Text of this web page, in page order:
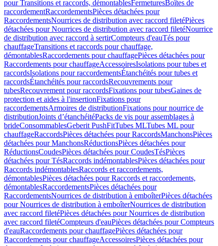
pour Transitions et raccords, démontablesFermeturesBoîtes de
raccordementRaccordementsPièces détachées pour
RaccordementsNourrices de distribution avec raccord filetéPièces
détachées pour Nourrices de distribution avec raccord filetéNourrice
de distribution avec raccord à sertirCompteurs d'eauTés pour
chauffageTransitions et raccords pour chauffage,
démontablesRaccordements pour chauffagePièces détachées pour
Raccordements pour chauffageAccessoiresIsolations pour tubes et
raccordsIsolations pour raccordementsÉtanchéités pour tubes et
raccordsÉtanchéités pour raccordsRecouvrements pour
tubesRecouvrement pour raccordsFixations pour tubesGaines de
protection et aides à l'insertionFixations pour
raccordementsArmoires de distributionFixations pour nourrice de
distributionJoints d’étanchéitéPacks de vis pour assemblages à
brideConsommablesGeberit PushFitTubes MLTubes ML pour
chauffageRaccordsPièces détachées pour RaccordsManchonsPièces
détachées pour ManchonsRéductionsPièces détachées pour
RéductionsCoudesPièces détachées pour CoudesTésPièces
détachées pour TésRaccords indémontablesPièces détachées pour
Raccords indémontablesRaccords et raccordements,
démontablesPièces détachées pour Raccords et raccordements,
démontablesRaccordementsPièces détachées pour
RaccordementsNourrices de distribution à emboîterPièces détachées
pour Nourrices de distribution à emboîterNourrices de distribution
avec raccord filetéPièces détachées pour Nourrices de distribution
avec raccord filetéCompteurs d'eauPièces détachées pour Compteurs
d'eauRaccordements pour chauffagePièces détachées pour
Raccordements pour chauffageAccessoiresPièces détachées pour